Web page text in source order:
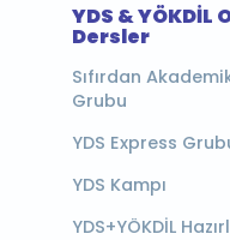
YDS & YÖKDİL
Dersler
Sıfırdan
Grubu
YDS Express
YDS Kampı
YDS+YÖKDİL